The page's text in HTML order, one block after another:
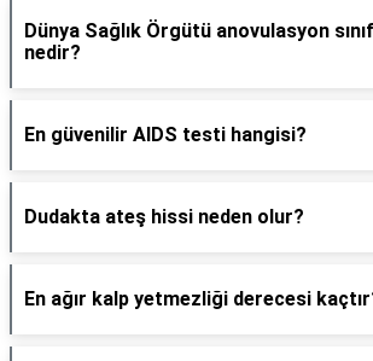
Dünya Sağlık Örgütü anovulasyon
nedir?
En güvenilir AIDS testi hangisi?
Dudakta ateş hissi neden olur?
En ağır kalp yetmezliği derecesi